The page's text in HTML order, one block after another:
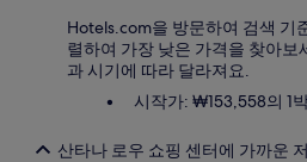
Hotels.com을 방문하여 검색 기
렬하여 가장 낮은 가격을 찾아보
과 시기에 따라 달라져요.
시작가: ₩153,558의 1
산타나 로우 쇼핑 센터에 가까운